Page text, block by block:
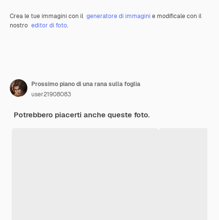
Crea le tue immagini con il generatore di immagini e modificale con il
nostro editor di foto.
Prossimo piano di una rana sulla foglia
user21908083
Potrebbero piacerti anche queste foto.